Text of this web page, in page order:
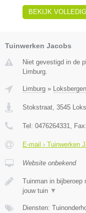
BEKIJK
Tuinwerken Jacobs
Niet gevestigd in de
Limburg.
Limburg » Loksbergen
Stokstraat, 3545
Tel: 0476264331, Fax:
E-mail › Tuinwerken
Website onbekend
Tuinman in bijberoep
jouw tuin ▼
Diensten: